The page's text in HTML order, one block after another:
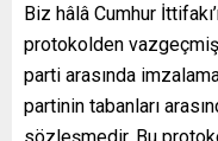
Biz hâlâ Cumhur
protokolden
parti arasında
partinin tabanları
sözleşmedir. Bu